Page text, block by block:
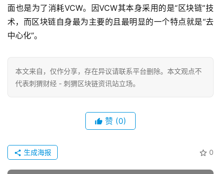
面也是为了消耗VCW。因VCW其本身采用的是“区块链”技
术，而区块链自身最为主要的且最明显的一个特点就是“去
中心化”。
本文来自 ，仅作分享，存在异议请联系平台删除。本文观点不
代表刺猬财经 - 刺猬区块链资讯站立场。
赞 (0)
0
生成海报